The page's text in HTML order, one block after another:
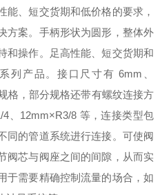
能、短交货期和低价格的要求，
方案。 手柄形状为圆形，整体外
和操作。
足高性能、短交货期和
列产品。接口尺寸有 6mm、
格，部分规格还带有螺纹连接方
、12mm×R3/8 等，连接类型包
的管道系统进行连接。 可使阀
阀芯与阀座之间的间隙，从而实
于需要精确控制流量的场合，如